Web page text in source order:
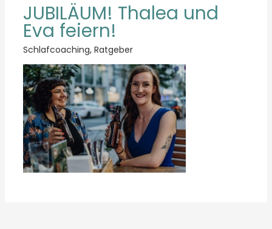
JUBILÄUM! Thalea und
Eva feiern!
Schlafcoaching, Ratgeber